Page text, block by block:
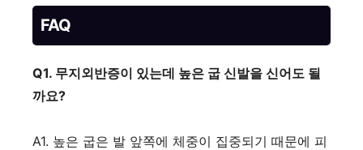
FAQ
Q1. 무지외반증이 있는데 높은 굽 신발을 신어도 될
까요?
A1. 높은 굽은 발 앞쪽에 체중이 집중되기 때문에 피